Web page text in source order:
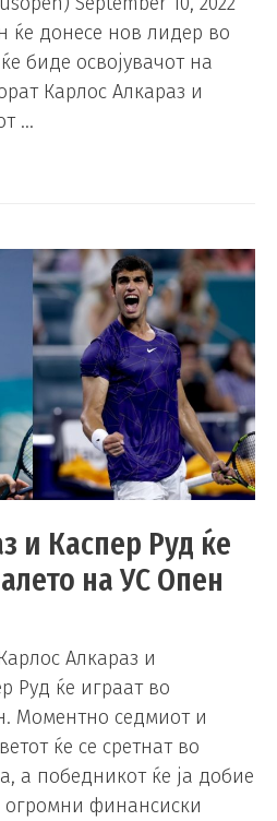
донесе нов лидер во
биде освојувачот на
Карлос Алкараз и
…
и Каспер Руд ќе
на УС Опен
Алкараз и
Руд ќе играат во
Моментно седмиот и
ќе се сретнат во
а победникот ќе ја добие
огромни финансиски